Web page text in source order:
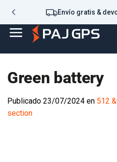
Envío gratis &
Green battery
Publicado 23/07/2024 en 512
section